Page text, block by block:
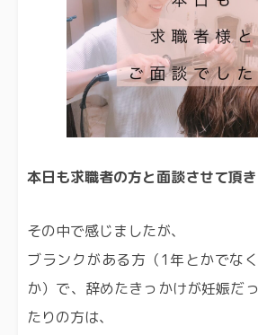
本日も求職者の方と面談させて頂き
その中で感じましたが、
ブランクがある方（1年とかでな
か）で、辞めたきっかけが妊娠だ
たりの方は、